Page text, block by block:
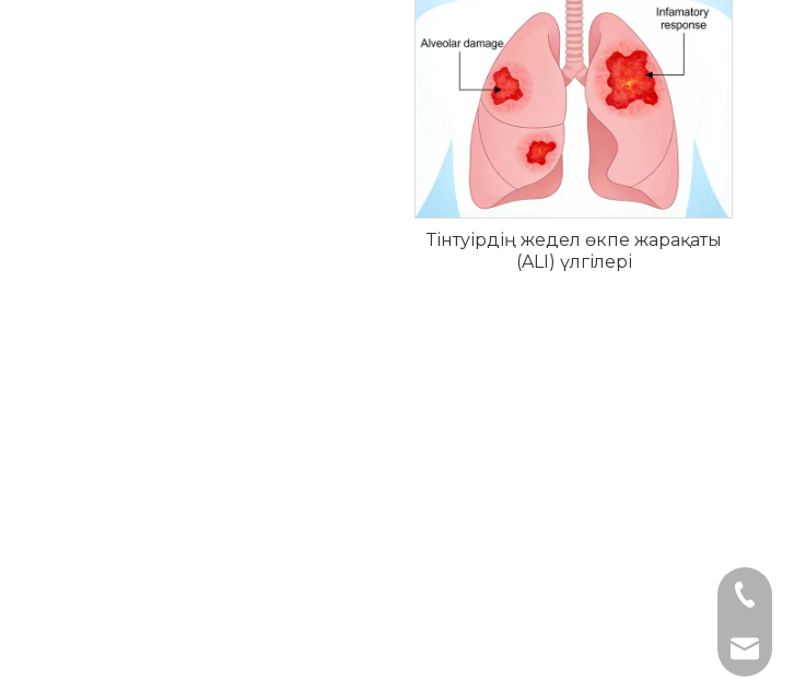
Тінтуірдің жедел өкпе жарақаты
(ALI) үлгілері
+1 2396821165
+86-